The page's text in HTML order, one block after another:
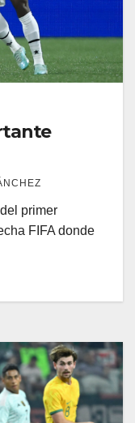
primer
FIFA donde